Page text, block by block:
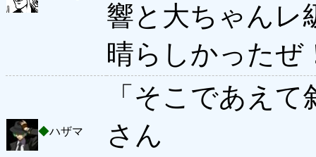
響と大ちゃんレ
晴らしかったぜ
◆ハザマ
「そこであえ
さん